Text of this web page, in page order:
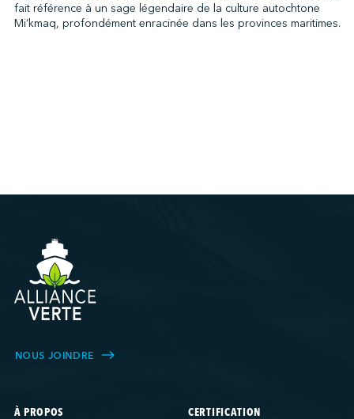
fait référence à un sage légendaire de la culture autochtone
Mi’kmaq, profondément enracinée dans les provinces maritimes.
NOUS JOINDRE
À PROPOS CERTIFICATION